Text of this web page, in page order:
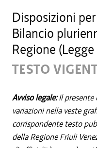
Disposizioni
Bilancio
Regione
TESTO
Avviso legale:Il
variazioni nella veste
corrispondente testo
della Regione Friuli